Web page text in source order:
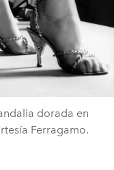
dorada en
Ferragamo.